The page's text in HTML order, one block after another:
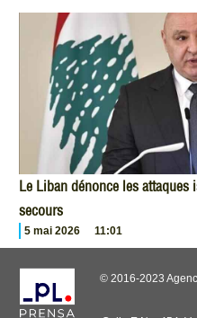
Le Liban dénonce les
secours
5 mai 2026 11:01
© 2016-2023